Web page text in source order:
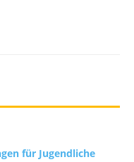
für Jugendliche